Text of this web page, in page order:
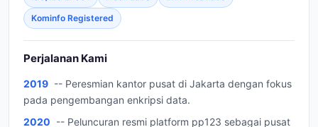
Kominfo Registered
Perjalanan Kami
2019 -- Peresmian kantor pusat di Jakarta dengan fokus
pada pengembangan enkripsi data.
2020 -- Peluncuran resmi platform pp123 sebagai pusat